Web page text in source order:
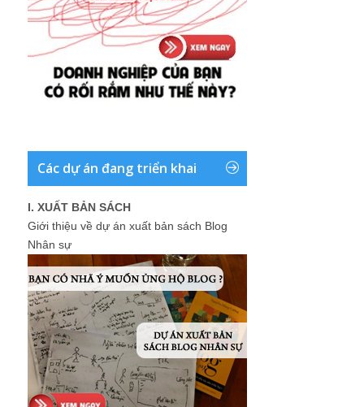
Các dự án đang triển khai
I. XUẤT BẢN SÁCH
Giới thiệu về dự án xuất bản sách Blog
Nhân sự
II. CHƯƠNG TRÌNH ĐÀO TẠO MIỄN PHÍ
1.Các chương trình đào tạo miễn phí
đang có trên blog: daotaonhansu.net
(Nghề Nhân sự, Sinh viên thực tập, Nâng
cao thu nhập ...)
2.Ví dụ thực tế trả lời cho câu hỏi: "Làm
nhân sự có giàu được không ?"